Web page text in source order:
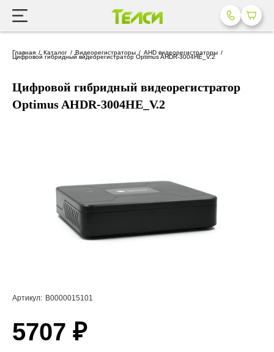
Главная Каталог Видеорегистраторы AHD видеорегистраторы
Цифровой гибридный видеорегистратор Optimus AHDR-3004HE_V.2
Цифровой гибридный видеорегистратор
Optimus AHDR-3004HE_V.2
Артикул: В0000015101
5707 ₽